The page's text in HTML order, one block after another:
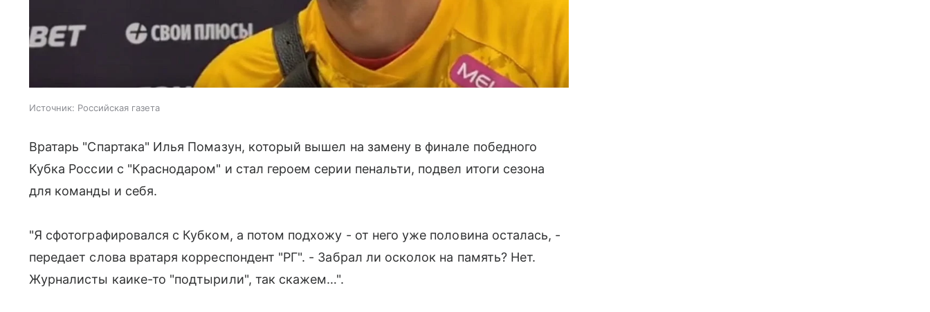
Источник: Российская газета
Вратарь "Спартака" Илья Помазун, который вышел на замену в финале победного
Кубка России с "Краснодаром" и стал героем серии пенальти, подвел итоги сезона
для команды и себя.
"Я сфотографировался с Кубком, а потом подхожу - от него уже половина осталась, -
передает слова вратаря корреспондент "РГ". - Забрал ли осколок на память? Нет.
Журналисты каике-то "подтырили", так скажем…".